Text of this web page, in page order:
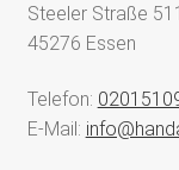
Steeler Straße 511
45276 Essen
Telefon:
E-Mail: